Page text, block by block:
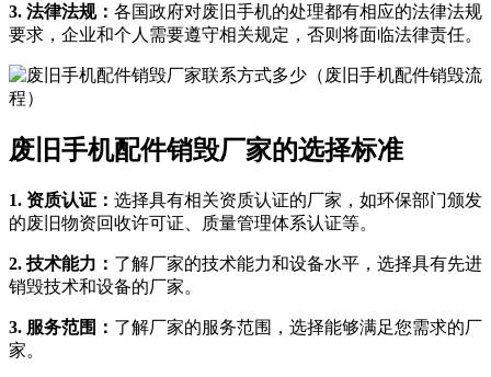
3. 法律法规： 各国政府对废旧手机的处理都有相应的法律法规
要求，企业和个人需要遵守相关规定，否则将面临法律责任。
废旧手机配件销毁厂家的选择标准
1. 资质认证： 选择具有相关资质认证的厂家，如环保部门颁发
的废旧物资回收许可证、质量管理体系认证等。
2. 技术能力： 了解厂家的技术能力和设备水平，选择具有先进
销毁技术和设备的厂家。
3. 服务范围： 了解厂家的服务范围，选择能够满足您需求的厂
家。